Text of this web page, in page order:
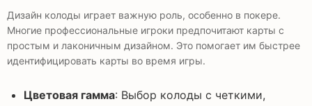
Дизайн колоды играет важную роль, особенно в покере.
Многие профессиональные игроки предпочитают карты с
простым и лаконичным дизайном. Это помогает им быстрее
идентифицировать карты во время игры.
Цветовая гамма: Выбор колоды с четкими,